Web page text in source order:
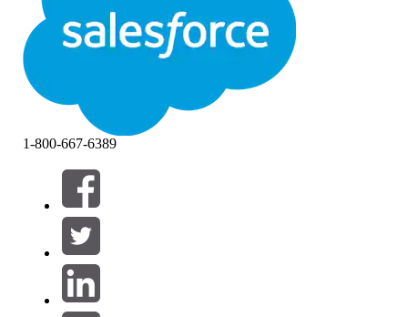
Luk
Filtre (0)
VÆLG FILTRE
Produktområde
1-800-667-6389